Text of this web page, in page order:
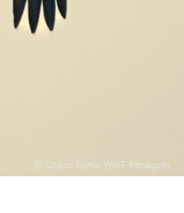
© Chaco Films WWF-Paraguay